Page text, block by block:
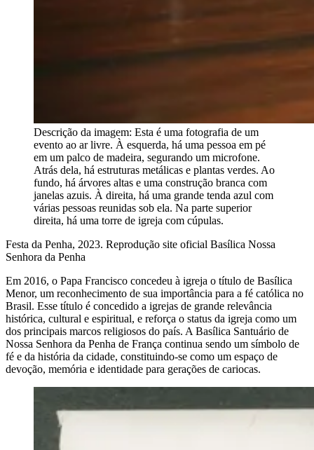
Descrição da imagem: Esta é uma fotografia de um
evento ao ar livre. À esquerda, há uma pessoa em pé
em um palco de madeira, segurando um microfone.
Atrás dela, há estruturas metálicas e plantas verdes. Ao
fundo, há árvores altas e uma construção branca com
janelas azuis. À direita, há uma grande tenda azul com
várias pessoas reunidas sob ela. Na parte superior
direita, há uma torre de igreja com cúpulas.
Festa da Penha, 2023. Reprodução site oficial Basílica Nossa
Senhora da Penha
Em 2016, o Papa Francisco concedeu à igreja o título de Basílica
Menor, um reconhecimento de sua importância para a fé católica no
Brasil. Esse título é concedido a igrejas de grande relevância
histórica, cultural e espiritual, e reforça o status da igreja como um
dos principais marcos religiosos do país. A Basílica Santuário de
Nossa Senhora da Penha de França continua sendo um símbolo de
fé e da história da cidade, constituindo-se como um espaço de
devoção, memória e identidade para gerações de cariocas.